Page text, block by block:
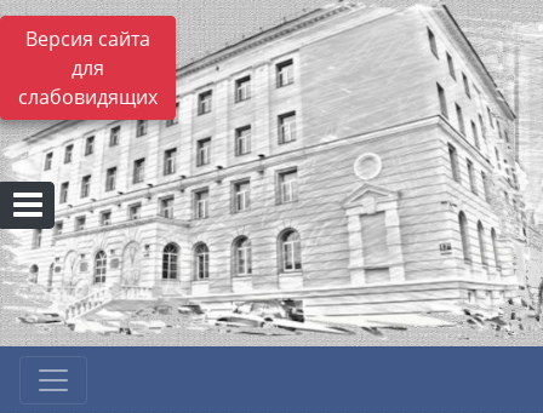
Версия сайта
для
слабовидящих